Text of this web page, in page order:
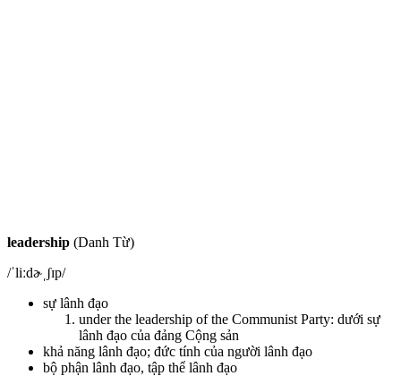
leadership (Danh Từ)
/ˈliːdɚˌʃɪp/
sự lânh đạo
under the leadership of the Communist Party: dưới sự
lânh đạo của đảng Cộng sản
khả năng lânh đạo; đức tính của người lânh đạo
bộ phận lânh đạo, tập thể lânh đạo